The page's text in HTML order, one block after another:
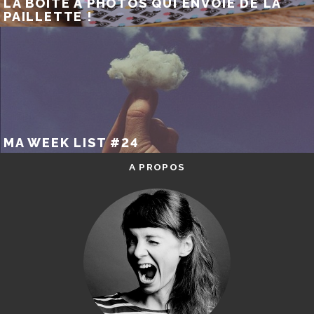
LA BOÎTE À PHOTOS QUI ENVOIE DE LA
PAILLETTE !
MA WEEK LIST #24
A PROPOS